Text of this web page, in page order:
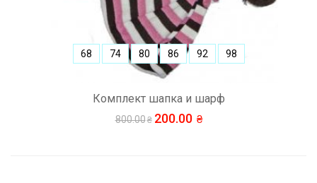
Комплект шапка и шарф
800.00 200.00
68 74 80 86 92 98